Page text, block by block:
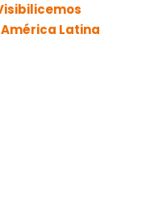
Latina